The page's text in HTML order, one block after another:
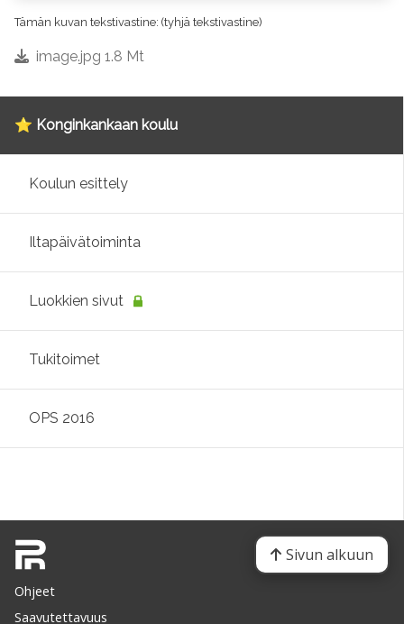
Tämän kuvan tekstivastine: (tyhjä tekstivastine)
image.jpg 1.8 Mt
⭐ Konginkankaan koulu
Koulun esittely
Iltapäivätoiminta
Luokkien sivut
Tukitoimet
OPS 2016
Ohjeet
Saavutettavuus
Sivun alkuun